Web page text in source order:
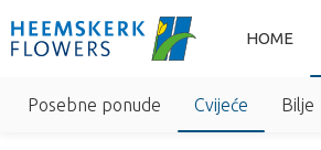
HOME
Posebne ponude Cvijeće Bilje